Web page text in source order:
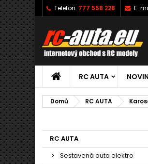
Telefon: 777 558 228 E-
RC AUTA
Domů RC AUTA
RC AUTA
Sestavená auta elektro